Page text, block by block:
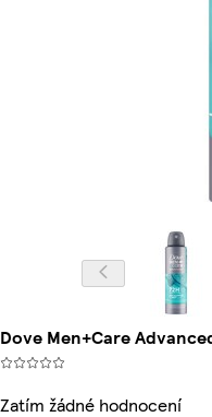
Dove Men+Care
Zatím žádné hodnocení